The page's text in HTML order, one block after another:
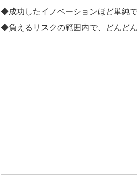
◆成功したイノベーションほど単純
◆負えるリスクの範囲内で、どんど